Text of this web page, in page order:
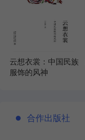
云想衣裳：中国民族
服饰的风神
合作出版社